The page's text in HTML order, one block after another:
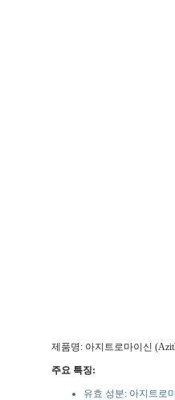
제품명: 아지트로마이신
주요 특징:
유효 성분: 아지트로